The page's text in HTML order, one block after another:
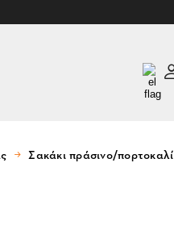
Σακάκι πράσινο/πορτοκαλί